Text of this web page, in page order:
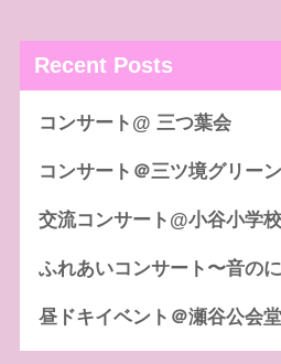
Recent Posts
コンサート@ 三つ葉会
コンサート＠三ツ境グリー
交流コンサート@小谷小学校
ふれあいコンサート〜音の
昼ドキイベント＠瀬谷公会堂